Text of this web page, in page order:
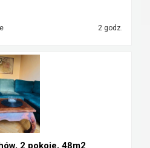
2 godz.
2 pokoje, 48m2